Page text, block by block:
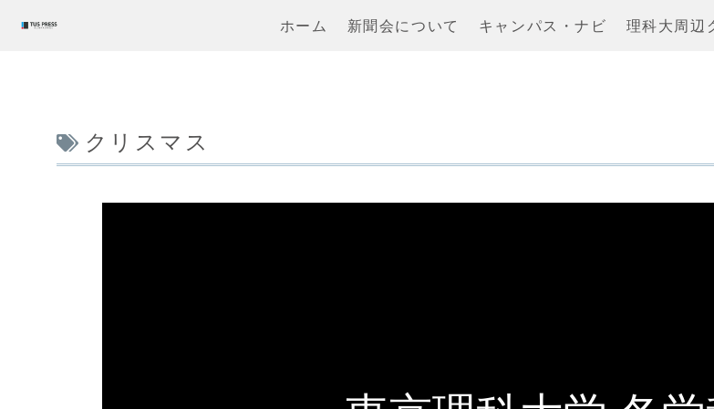
ホーム 新聞会について キャンパス・ナビ 理科大周辺
クリスマス
【理科大入試結果】 2024